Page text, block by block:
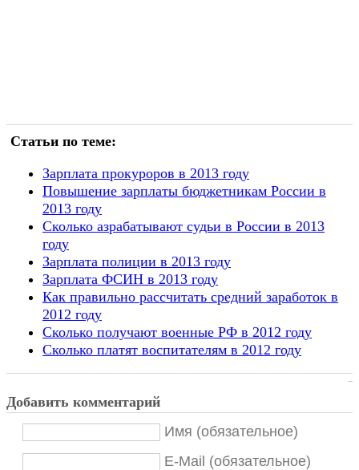
Статьи по теме:
Зарплата прокуроров в 2013 году
Повышение зарплаты бюджетникам России в
2013 году
Сколько азрабатывают судьи в России в 2013
году
Зарплата полиции в 2013 году
Зарплата ФСИН в 2013 году
Как правильно рассчитать средний заработок в
2012 году
Сколько получают военные РФ в 2012 году
Сколько платят воспитателям в 2012 году
Добавить комментарий
Имя (обязательное)
E-Mail (обязательное)